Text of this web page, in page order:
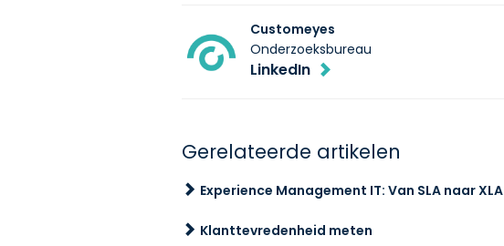
Customeyes
Onderzoeksbureau
LinkedIn
Gerelateerde artikelen
Experience Management IT: Van SLA naar XLA
Klanttevredenheid meten